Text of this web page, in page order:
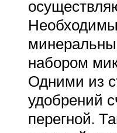
набором
Одними из
удобрений
перегной.